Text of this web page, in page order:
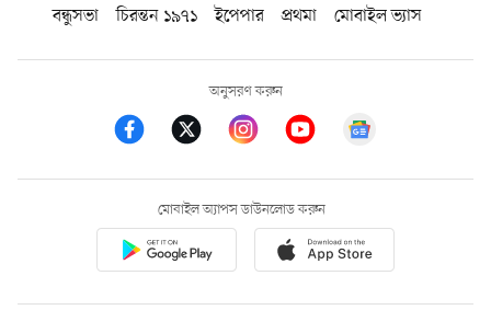
বন্ধুসভা
চিরন্তন ১৯৭১ ইপেপার প্রথমা মোবাইল ভ্যাস
অনুসরণ করুন
মোবাইল অ্যাপস ডাউনলোড করুন